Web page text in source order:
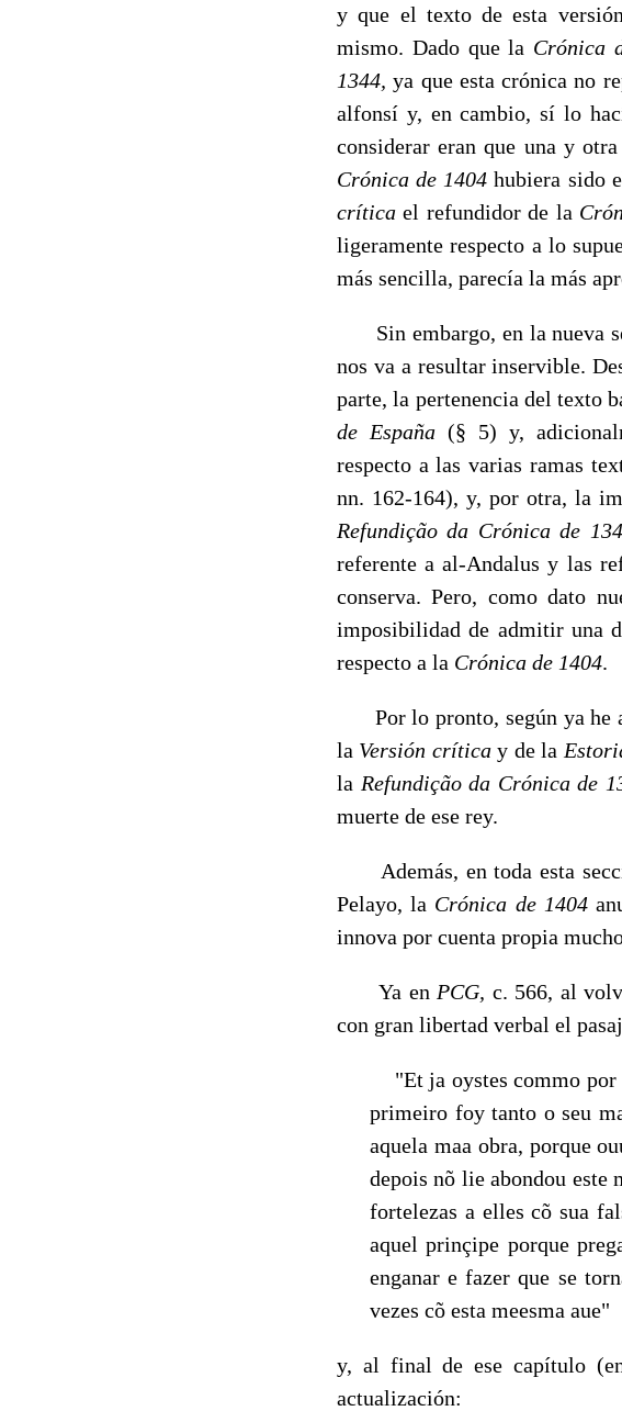
y que el texto de esta
mismo. Dado que la Crónica
1344,ya que esta crónica no
alfonsí y, en cambio, sí lo
considerar eran que una y
Crónica de 1404hubiera sido
críticael refundidor de la
ligeramente respecto a lo
más sencilla, parecía la más
Sin embargo, en la nueva
nos va a resultar inservible.
parte, la pertenencia del texto
de España (§ 5) y,
respecto a las varias ramas
nn. 162-164), y, por otra, la
Refundição da Crónica de
referente a al-Andalus y las
conserva. Pero, como dato
imposibilidad de admitir una
respecto a la Crónica de 1404.
Por lo pronto, según ya he
la Versión críticay de la
la Refundição da Crónica de
muerte de ese rey.
Además, en toda esta
Pelayo, la Crónica de 1404
innova por cuenta propia
Ya en PCG, c. 566, al
con gran li­bertad verbal el
"Et ja oystes commo por
primeiro foy tanto o seu
aquela maa obra, porque
depois nõ lie abondou este
fortelezas a elles cõ sua
aquel prinçipe porque
enganar e fazer que se
vezes cõ esta meesma aue"
y, al final de ese capítulo
actualización: